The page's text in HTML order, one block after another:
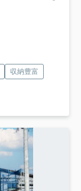
収納豊富